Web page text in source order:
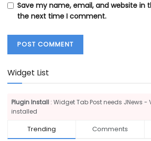
Save my name, email, and website in
the next time I comment.
Widget List
Plugin Install : Widget Tab Post needs JNews -
installed
Trending Comments